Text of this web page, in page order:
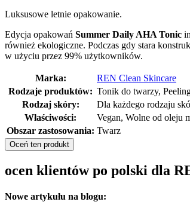
Luksusowe letnie opakowanie.
Edycja opakowań Summer Daily AHA Tonic
również ekologiczne. Podczas gdy stara
w użyciu przez 99% użytkowników.
Marka:
REN Clean Skincare
Rodzaje produktów: Tonik do twarzy,
Rodzaj skóry:
Dla każdego rodzaju
Właściwości:
Vegan, Wolne od oleju
Obszar zastosowania: Twarz
Oceń ten produkt
ocen klientów po polski dla
Nowe artykułu na blogu: